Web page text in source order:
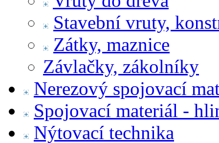
Stavební vruty,
Zátky, maznice
Závlačky, zákolníky
Nerezový spojovací
Spojovací materiál -
Nýtovací technika